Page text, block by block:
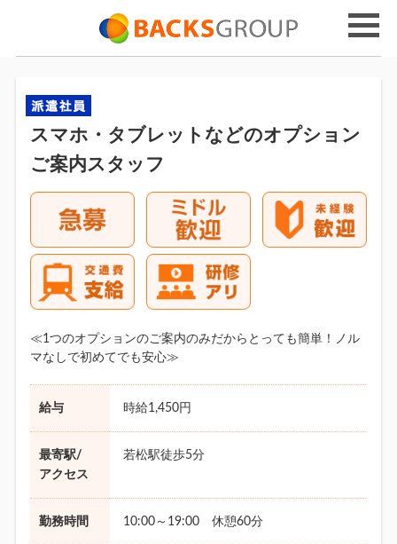
スマホ・タブレットなどのオプション
ご案内スタッフ
≪1つのオプションのご案内のみだからとっても簡単！ノル
マなしで初めてでも安心≫
給与 時給1,450円
最寄駅/
アクセス
若松駅徒歩5分
勤務時間 10:00～19:00 休憩60分